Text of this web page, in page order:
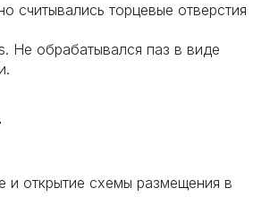
считывались торцевые отверстия
Не обрабатывался паз в виде
и открытие схемы размещения в